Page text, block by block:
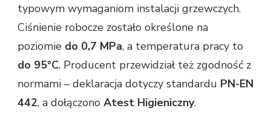
typowym wymaganiom instalacji grzewczych.
Ciśnienie robocze zostało określone na
poziomie do 0,7 MPa, a temperatura pracy to
do 95°C. Producent przewidział też zgodność z
normami – deklaracja dotyczy standardu PN-EN
442, a dołączono Atest Higieniczny.